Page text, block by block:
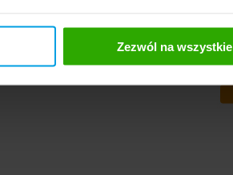
Zezwól na wszystkie